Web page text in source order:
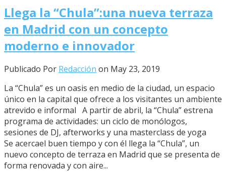
Llega la “Chula”:una nueva terraza
en Madrid con un concepto
moderno e innovador
Publicado Por Redacción on May 23, 2019
La “Chula” es un oasis en medio de la ciudad, un espacio
único en la capital que ofrece a los visitantes un ambiente
atrevido e informal A partir de abril, la “Chula” estrena
programa de actividades: un ciclo de monólogos,
sesiones de DJ, afterworks y una masterclass de yoga
Se acercael buen tiempo y con él llega la “Chula”, un
nuevo concepto de terraza en Madrid que se presenta de
forma renovada y con aire...